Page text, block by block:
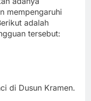
mempengaruhi
adalah
tersebut:
di Dusun Kramen.